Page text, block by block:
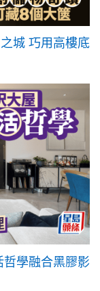
城 巧用高樓底
學融合黑膠影